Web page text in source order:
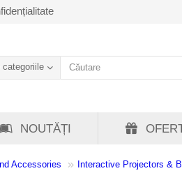
categoriile
NOUTĂȚI
Accessories Interactive Projectors &